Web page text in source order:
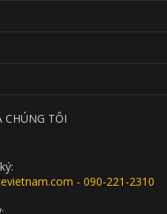
CHÚNG TÔI
- 090-221-2310